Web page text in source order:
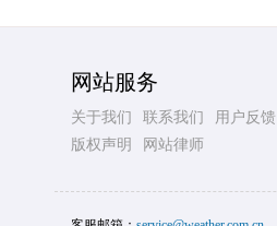
网站服务
关于我们 联系我们
用户反馈
版权声明
网站律师